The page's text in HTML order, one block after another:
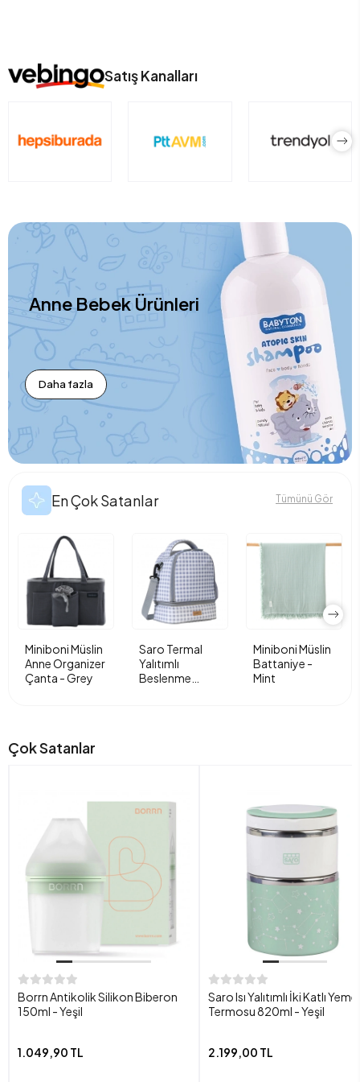
Satış Kanalları
Anne Bebek Ürünleri
Daha fazla
En Çok Satanlar Tümünü Gör
Miniboni Müslin
Anne Organizer
Çanta - Grey
Saro Termal
Yalıtımlı
Beslenme
Miniboni Müslin
Battaniye -
Mint
Çok Satanlar
Borrn Antikolik Silikon Biberon
150ml - Yeşil
1.049,90 TL
Saro Isı Yalıtımlı İki Katlı
Termosu 820ml - Yeşil
2.199,00 TL